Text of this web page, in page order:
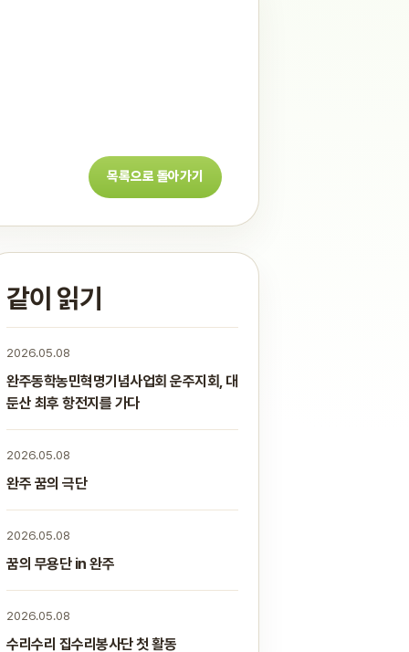
목록으로 돌아가기
같이 읽기
2026.05.08
완주동학농민혁명기념사업회 운주지회, 대
둔산 최후 항전지를 가다
2026.05.08
완주 꿈의 극단
2026.05.08
꿈의 무용단 in 완주
2026.05.08
수리수리 집수리봉사단 첫 활동